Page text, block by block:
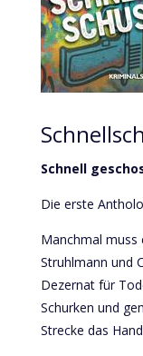
Schnell
Die erste
Manchmal muss
Struhlmann und
Dezernat für
Schurken und
Strecke das